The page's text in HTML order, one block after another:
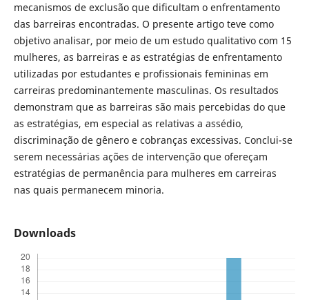
mecanismos de exclusão que dificultam o enfrentamento
das barreiras encontradas. O presente artigo teve como
objetivo analisar, por meio de um estudo qualitativo com 15
mulheres, as barreiras e as estratégias de enfrentamento
utilizadas por estudantes e profissionais femininas em
carreiras predominantemente masculinas. Os resultados
demonstram que as barreiras são mais percebidas do que
as estratégias, em especial as relativas a assédio,
discriminação de gênero e cobranças excessivas. Conclui-se
serem necessárias ações de intervenção que ofereçam
estratégias de permanência para mulheres em carreiras
nas quais permanecem minoria.
Downloads